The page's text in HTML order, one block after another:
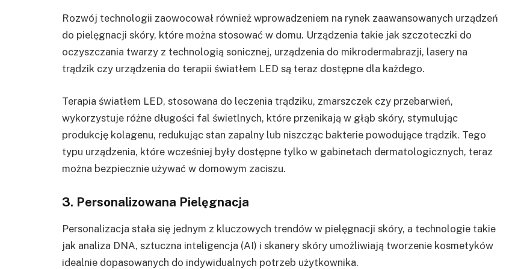
Rozwój technologii zaowocował również wprowadzeniem na rynek zaawansowanych urządzeń
do pielęgnacji skóry, które można stosować w domu. Urządzenia takie jak szczoteczki do
oczyszczania twarzy z technologią sonicznej, urządzenia do mikrodermabrazji, lasery na
trądzik czy urządzenia do terapii światłem LED są teraz dostępne dla każdego.
Terapia światłem LED, stosowana do leczenia trądziku, zmarszczek czy przebarwień,
wykorzystuje różne długości fal świetlnych, które przenikają w głąb skóry, stymulując
produkcję kolagenu, redukując stan zapalny lub niszcząc bakterie powodujące trądzik. Tego
typu urządzenia, które wcześniej były dostępne tylko w gabinetach dermatologicznych, teraz
można bezpiecznie używać w domowym zaciszu.
3. Personalizowana Pielęgnacja
Personalizacja stała się jednym z kluczowych trendów w pielęgnacji skóry, a technologie takie
jak analiza DNA, sztuczna inteligencja (AI) i skanery skóry umożliwiają tworzenie kosmetyków
idealnie dopasowanych do indywidualnych potrzeb użytkownika.